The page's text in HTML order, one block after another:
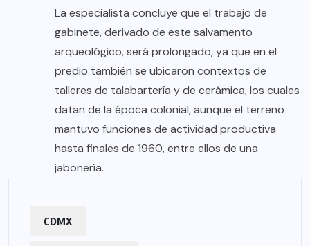
La especialista concluye que el trabajo de
gabinete, derivado de este salvamento
arqueológico, será prolongado, ya que en el
predio también se ubicaron contextos de
talleres de talabartería y de cerámica, los cuales
datan de la época colonial, aunque el terreno
mantuvo funciones de actividad productiva
hasta finales de 1960, entre ellos de una
jabonería.
CDMX